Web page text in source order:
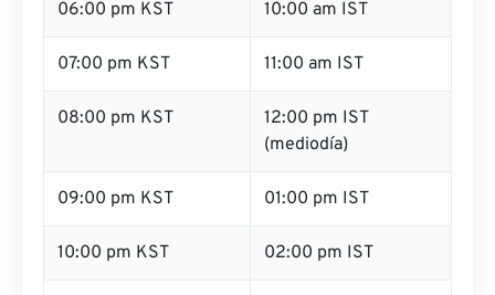
06:00 pm KST 10:00 am IST
07:00 pm KST 11:00 am IST
08:00 pm KST
12:00 pm IST
(mediodía)
09:00 pm KST 01:00 pm IST
10:00 pm KST 02:00 pm IST